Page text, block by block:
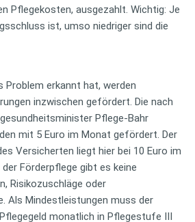
Pflegekosten, ausgezahlt. Wichtig: Je
ist, umso niedriger sind die
Problem erkannt hat, werden
inzwischen gefördert. Die nach
Pflege-Bahr
mit 5 Euro im Monat gefördert. Der
Versicherten liegt hier bei 10 Euro im
Förderpflege gibt es keine
Risikozuschläge oder
Als Mindestleistungen muss der
monatlich in Pflegestufe III